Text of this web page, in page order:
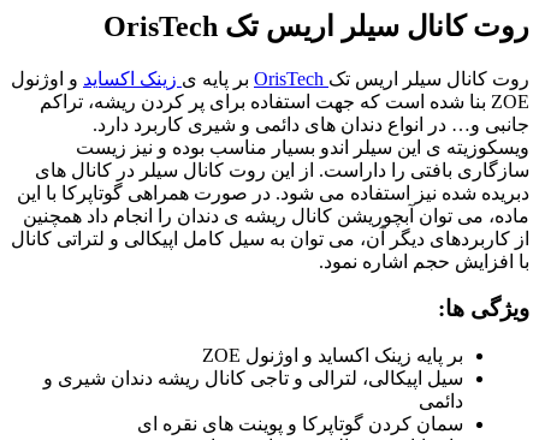
روت کانال سیلر اریس تک OrisTech
روت کانال سیلر اریس تک بر پایه ی زینک اکساید و اوژنول
ZOE بنا شده است که جهت استفاده برای پر کردن ریشه، تراکم
جانبی و… در انواع دندان های دائمی و شیری کاربرد دارد.
ویسکوزیته ی این سیلر اندو بسیار مناسب بوده و نیز زیست
سازگاری بافتی را داراست. از این روت کانال سیلر در کانال های
دبریده شده نیز استفاده می شود. در صورت همراهی گوتاپرکا با این
ماده، می توان آبچوریشن کانال ریشه ی دندان را انجام داد همچنین
از کاربردهای دیگر آن، می توان به سیل کامل اپیکالی و لتراتی کانال
با افزایش حجم اشاره نمود.
ویژگی ها:
بر پایه زینک اکساید و اوژنول ZOE
سیل اپیکالی، لترالی و تاجی کانال ریشه دندان شیری و
دائمی
سمان کردن گوتاپرکا و پوینت های نقره ای